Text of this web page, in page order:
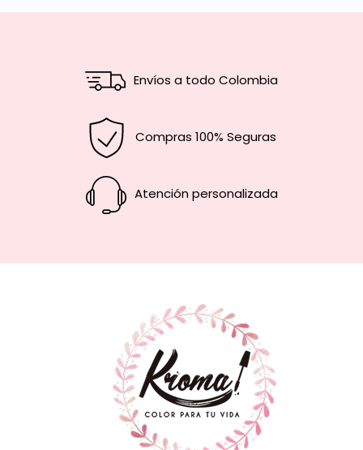
Envíos a todo Colombia
Compras 100% Seguras
Atención personalizada